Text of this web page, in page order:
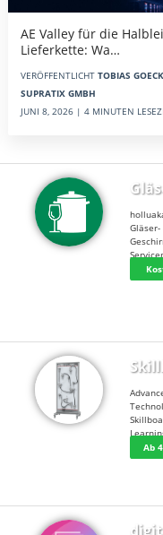
AE Valley für die
Lieferkette: Wa…
VERÖFFENTLICHT TOBIAS
SUPRATIX GMBH
JUNI 8, 2026 | 4 MINUTEN
Gläser-
Ab